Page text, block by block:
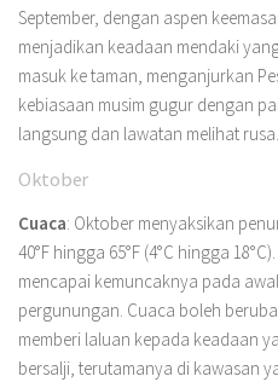
September, dengan aspen
menjadikan keadaan mendaki
masuk ke taman, menganjurkan
kebiasaan musim gugur dengan
langsung dan lawatan melihat rusa.
Oktober
Cuaca: Oktober menyaksikan
40°F hingga 65°F (4°C hingga
mencapai kemuncaknya pada
pergunungan. Cuaca boleh
memberi laluan kepada keadaan
bersalji, terutamanya di kawasan